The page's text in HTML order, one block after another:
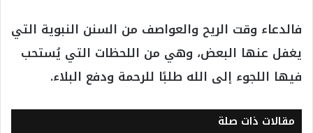
فالدعاء وقت الريح والعواصف من السنن النبوية التي
يغفل عنها البعض، وهي من اللحظات التي يُستحب
فيها اللجوء إلى الله طلبًا للرحمة ودفع البلاء.
مقالات ذات صلة